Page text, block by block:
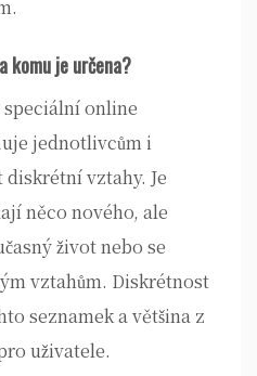
komu je určena?
online
jednotlivcům i
vztahy. Je
něco nového, ale
život nebo se
vztahům. Diskrétnost
seznamek a většina z
uživatele.